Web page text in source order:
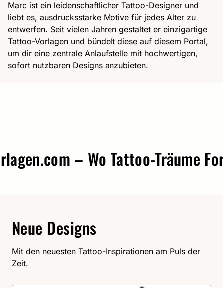
Marc ist ein leidenschaftlicher Tattoo-Designer und
liebt es, ausdrucksstarke Motive für jedes Alter zu
entwerfen. Seit vielen Jahren gestaltet er einzigartige
Tattoo-Vorlagen und bündelt diese auf diesem Portal,
um dir eine zentrale Anlaufstelle mit hochwertigen,
sofort nutzbaren Designs anzubieten.
– Wo Tattoo-Träume Form
Neue Designs
Mit den neuesten Tattoo-Inspirationen am Puls der
Zeit.